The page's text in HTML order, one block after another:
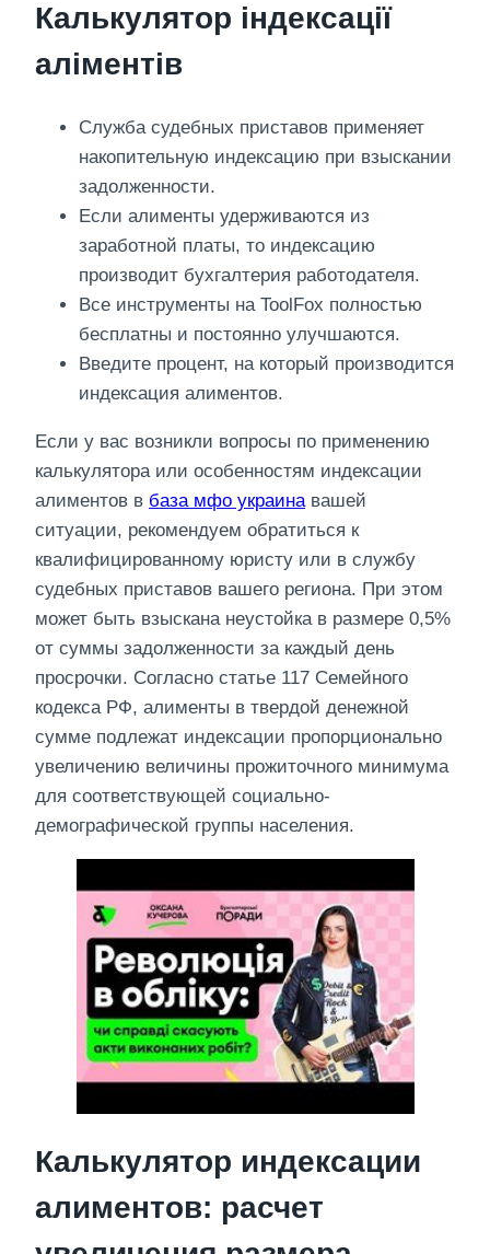
Калькулятор індексації
аліментів
Служба судебных приставов применяет
накопительную индексацию при взыскании
задолженности.
Если алименты удерживаются из
заработной платы, то индексацию
производит бухгалтерия работодателя.
Все инструменты на ToolFox полностью
бесплатны и постоянно улучшаются.
Введите процент, на который производится
индексация алиментов.
Если у вас возникли вопросы по применению
калькулятора или особенностям индексации
алиментов в база мфо украинавашей
ситуации, рекомендуем обратиться к
квалифицированному юристу или в службу
судебных приставов вашего региона. При этом
может быть взыскана неустойка в размере 0,5%
от суммы задолженности за каждый день
просрочки. Согласно статье 117 Семейного
кодекса РФ, алименты в твердой денежной
сумме подлежат индексации пропорционально
увеличению величины прожиточного минимума
для соответствующей социально-
демографической группы населения.
Калькулятор индексации
алиментов: расчет